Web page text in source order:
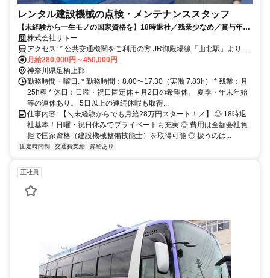
レンタル建設機械の点検・メンテナンススタッフ
【未経験から一生モノの国家資格を】18時退社／残業少なめ／賞与年2
回／家賃補助あり◎創業45年の安定企業
株式会社サトー
アクセス: * 公共交通機関をご利用の方 JR御殿場線「山北駅」より徒
歩約10分。 駅チカなので、電車通勤のスタッフも在籍しています。 *
車・バイク・自転車通勤をご利用の方 マイカー通勤OK（無料駐車場
完備） 国道246号線からのアクセスも良く、山北町内はもちろん、小
田原市、南足柄市、秦野市、静岡県小山町などから通勤しているメン
バーも多いです。 渋滞ストレスの少ないルートで快適に通勤できま
す。
月給280,000円～450,000円
神奈川県足柄上郡
勤務時間・曜日: * 勤務時間：8:00〜17:30（実働 7.83h） * 残業：月
25h程 * 休日：日曜・祝日固定休＋月2日の希望休。 夏季・年末年始
等の連休あり。 5日以上の連続休暇も取得...
仕事内容: 【＼未経験からでも月給28万円スタート！／】 ◎ 18時退
社基本！日曜・祝日休みでプライベートも充実 ◎ 費用は全額会社負
担で国家資格（建設機械整備技能士）を取得可能 ◎ 扱うのは...
固定時間制 交通費支給 昇給あり
正社員